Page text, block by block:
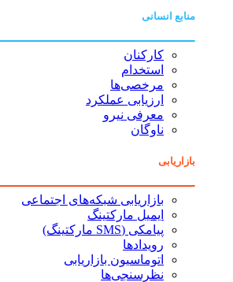
منابع انسانی
کارکنان
استخدام
مرخصی‌ها
ارزیابی عملکرد
معرفی نیرو
ناوگان
بازاریابی
بازاریابی شبکه‌های اجتماعی
ایمیل مارکتینگ
پیامکی (SMS مارکتینگ)
رویدادها
اتوماسیون بازاریابی
نظرسنجی‌ها